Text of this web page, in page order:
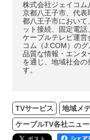
株式会社ジェイコ
京都八王子市、代
都八王子市において
ット接続、固定電
ケーブルテレビ運営
コム（J:COM）の
品質な情報・エンタ
を通じ、地域社会の
す。
TVサービス 地域メ
ケーブルTV各社ニュ